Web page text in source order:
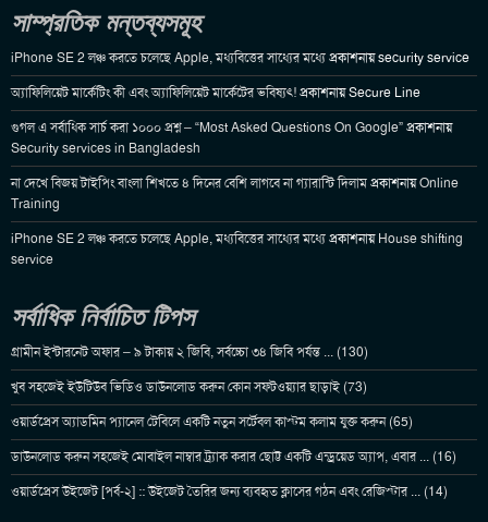
সাম্প্রতিক মন্তব্যসমূহ
iPhone SE 2 লঞ্চ করতে চলেছে Apple, মধ্যবিত্তের সাধ্যের মধ্যেপ্রকাশনায়security service
অ্যাফিলিয়েট মার্কেটিং কী এবং অ্যাফিলিয়েট মার্কেটের ভবিষ্যৎ!প্রকাশনায়Secure Line
গুগল এ সর্বাধিক সার্চ করা ১০০০ প্রশ্ন – “Most Asked Questions On Google”প্রকাশনায়
Security services in Bangladesh
না দেখে বিজয় টাইপিং বাংলা শিখতে ৪ দিনের বেশি লাগবে না গ্যারান্টি দিলামপ্রকাশনায়Online
Training
iPhone SE 2 লঞ্চ করতে চলেছে Apple, মধ্যবিত্তের সাধ্যের মধ্যেপ্রকাশনায়House shifting
service
সর্বাধিক নির্বাচিত টিপস
গ্রামীন ইন্টারনেট অফার – ৯ টাকায় ২ জিবি, সর্বচ্চো ৩৪ জিবি পর্যন্ত ... (130)
খুব সহজেই ইউটিউব ভিডিও ডাউনলোড করুন কোন সফটওয়্যার ছাড়াই (73)
ওয়ার্ডপ্রেস অ্যাডমিন প্যানেল টেবিলে একটি নতুন সর্টেবল কাস্টম কলাম যুক্ত করুন (65)
ডাউনলোড করুন সহজেই মোবাইল নাম্বার ট্র্যাক করার ছোট্ট একটি এন্ড্রয়েড অ্যাপ, এবার ... (16)
ওয়ার্ডপ্রেস উইজেট [পর্ব-২] :: উইজেট তৈরির জন্য ব্যবহৃত ক্লাসের গঠন এবং রেজিস্টার ... (14)